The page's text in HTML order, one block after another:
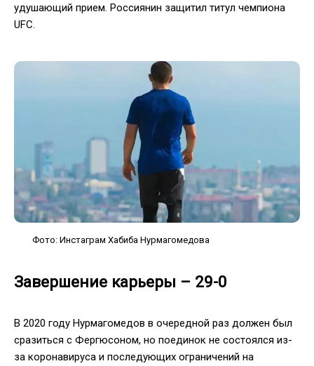
удушающий прием. Россиянин защитил титул чемпиона
UFC.
Фото: Инстаграм Хабиба Нурмагомедова
Завершение карьеры – 29-0
В 2020 году Нурмагомедов в очередной раз должен был
сразиться с Фергюсоном, но поединок не состоялся из-
за коронавируса и последующих ограничений на